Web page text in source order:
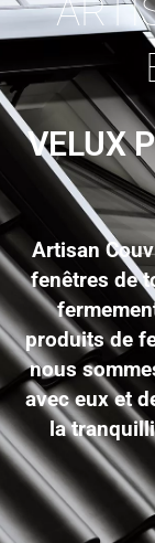
VELUX
Artisan
fenêtres de
produits de
nous
avec eux et
la